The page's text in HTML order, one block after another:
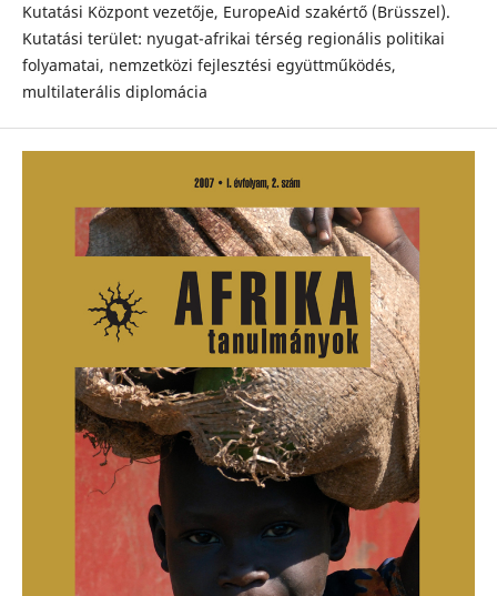
Kutatási Központ vezetője, EuropeAid szakértő (Brüsszel).
Kutatási terület: nyugat-afrikai térség regionális politikai
folyamatai, nemzetközi fejlesztési együttműködés,
multilaterális diplomácia